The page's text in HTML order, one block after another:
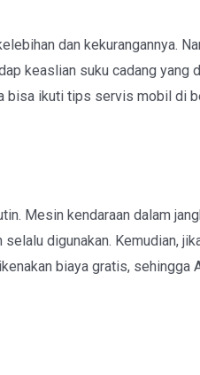
dan kekurangannya.
keaslian suku cadang yang
bisa ikuti tips servis mobil di
Mesin kendaraan dalam
digunakan. Kemudian,
biaya gratis, sehingga